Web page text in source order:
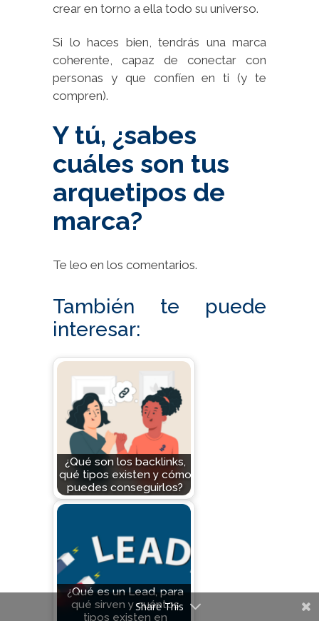
crear en torno a ella todo su universo.
Si lo haces bien, tendrás una marca
coherente, capaz de conectar con
personas y que confíen en ti (y te
compren).
Y tú, ¿sabes
cuáles son tus
arquetipos de
marca?
Te leo en los comentarios.
También te puede
interesar:
¿Qué son los backlinks,
qué tipos existen y cómo
puedes conseguirlos?
¿Qué es un Lead, para
qué sirven y cuántos
tipos existen en
Share This